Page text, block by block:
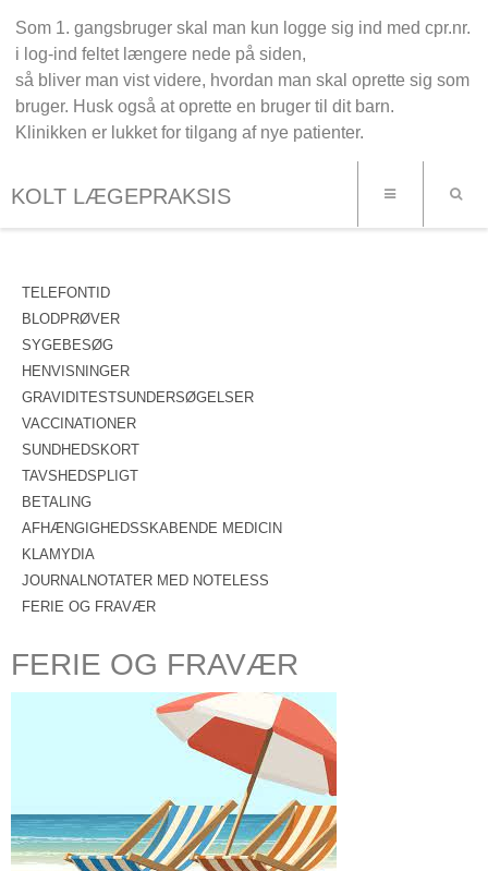
Som 1. gangsbruger skal man kun logge sig ind med cpr.nr.
i log-ind feltet længere nede på siden,
så bliver man vist videre, hvordan man skal oprette sig som
bruger. Husk også at oprette en bruger til dit barn.
Klinikken er lukket for tilgang af nye patienter.
KOLT LÆGEPRAKSIS
TELEFONTID
BLODPRØVER
SYGEBESØG
HENVISNINGER
GRAVIDITESTSUNDERSØGELSER
VACCINATIONER
SUNDHEDSKORT
TAVSHEDSPLIGT
BETALING
AFHÆNGIGHEDSSKABENDE MEDICIN
KLAMYDIA
JOURNALNOTATER MED NOTELESS
FERIE OG FRAVÆR
FERIE OG FRAVÆR